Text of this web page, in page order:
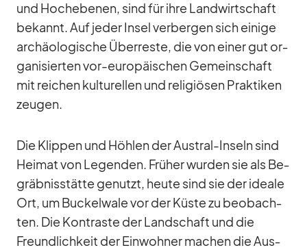
und Hoch­ebe­nen, sind für ihre Land­wirt­schaft
be­kannt. Auf je­der In­sel ver­ber­gen sich ei­nige
ar­chäo­lo­gi­sche Über­reste, die von ei­ner gut or­
ga­ni­sier­ten vor-eu­ro­päi­schen Ge­mein­schaft
mit rei­chen kul­tu­rel­len und re­li­giö­sen Prak­ti­ken
zeu­gen.
Die Klip­pen und Höh­len der Aus­tral-In­seln sind
Hei­mat von Le­gen­den. Frü­her wur­den sie als Be­
gräb­nis­stätte ge­nutzt, heute sind sie der ideale
Ort, um Bu­ckel­wale vor der Küste zu be­ob­ach­
ten. Die Kon­traste der Land­schaft und die
Freund­lich­keit der Ein­woh­ner ma­chen die Aus­